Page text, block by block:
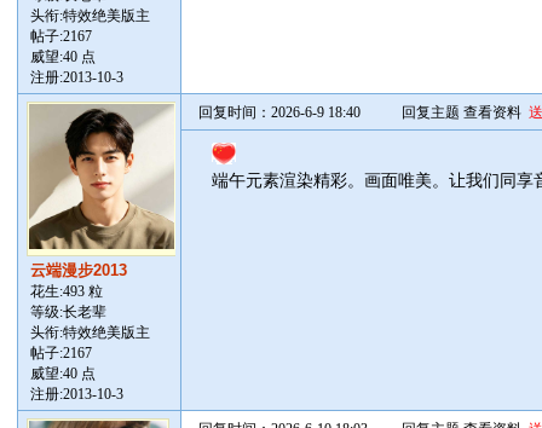
头衔:特效绝美版主
帖子:2167
威望:40 点
注册:2013-10-3
云端漫步2013
花生:493 粒
等级:长老辈
头衔:特效绝美版主
帖子:2167
威望:40 点
注册:2013-10-3
回复时间：2026-6-9 18:40 回复主题 查看资料
端午元素渲染精彩。画面唯美。让我们同